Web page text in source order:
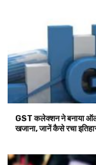
GST कलेक्शन ने बनाया
खजाना, जानें कैसे रचा